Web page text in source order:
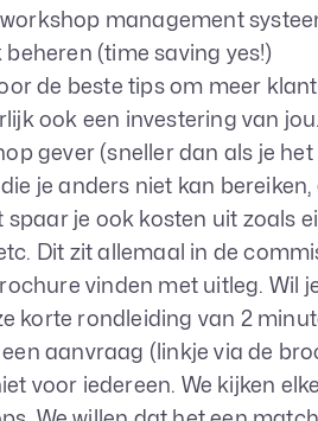
management
(time saving yes!)
de beste tips om meer
ook een investering van
gever (sneller dan als je
je anders niet kan
je ook kosten uit zoals
Dit zit allemaal in de
vinden met uitleg. Wil
korte rondleiding van 2
aanvraag (linkje via de
voor iedereen. We kijken